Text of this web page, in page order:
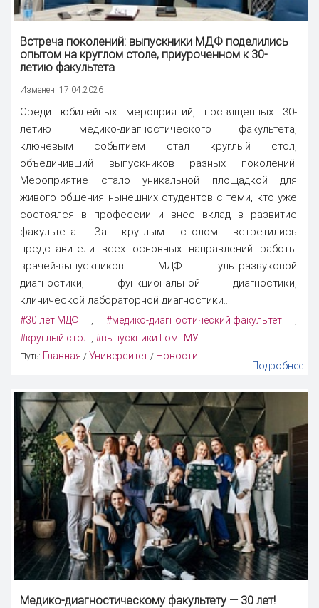
Встреча поколений: выпускники МДФ поделились
опытом на круглом столе, приуроченном к 30-
летию факультета
Изменен: 17.04.2026
Среди юбилейных мероприятий, посвящённых 30-
летию медико-диагностического факультета,
ключевым событием стал круглый стол,
объединивший выпускников разных поколений.
Мероприятие стало уникальной площадкой для
живого общения нынешних студентов с теми, кто уже
состоялся в профессии и внёс вклад в развитие
факультета. За круглым столом встретились
представители всех основных направлений работы
врачей-выпускников МДФ: ультразвуковой
диагностики, функциональной диагностики,
клинической лабораторной диагностики...
#30 лет МДФ #медико-диагностический факультет
#круглый стол #выпускники ГомГМУ
Путь: Главная / Университет / Новости
Подробнее
Медико-диагностическому факультету — 30 лет!